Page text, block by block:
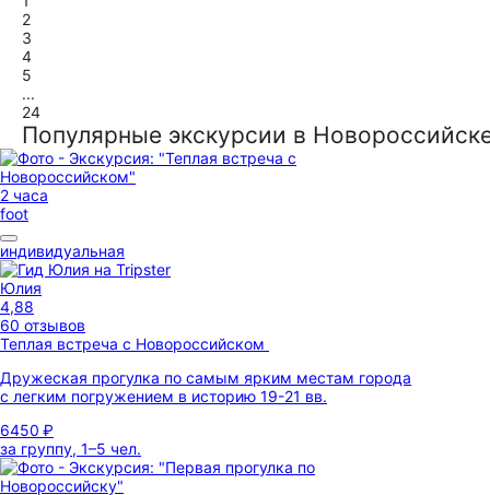
2
3
4
5
...
24
Популярные экскурсии в
2 часа
foot
индивидуальная
Юлия
4,88
60 отзывов
Теплая встреча с Новороссийском
Дружеская прогулка по самым ярким местам города
с легким погружением в историю 19-21 вв.
6450 ₽
за группу, 1–5 чел.